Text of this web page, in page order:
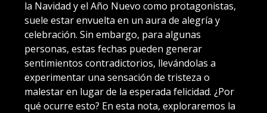
la Navidad y el Año Nuevo como protagonistas,
suele estar envuelta en un aura de alegría y
celebración. Sin embargo, para algunas
personas, estas fechas pueden generar
sentimientos contradictorios, llevándolas a
experimentar una sensación de tristeza o
malestar en lugar de la esperada felicidad. ¿Por
qué ocurre esto? En esta nota, exploraremos la